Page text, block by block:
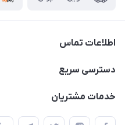
اطلاعات تماس
07154503736-09120986090
دسترسی سریع
حساب کاربری
خدمات مشتریان
قوانین و مقررات